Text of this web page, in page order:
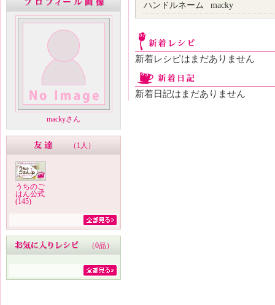
mackyさん
（ 1人 ）
うちのご
はん公式
(145)
（0品）
ハンドルネーム macky
新着レシピはまだありません
新着日記はまだありません